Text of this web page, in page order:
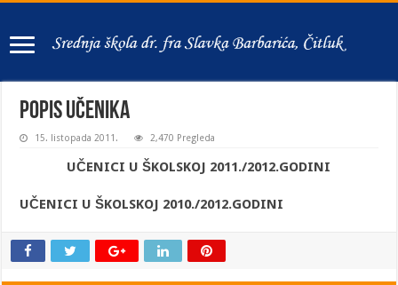
Popis učenika
15. listopada 2011. 2,470 Pregleda
UČENICI U ŠKOLSKOJ 2011./2012.GODINI
UČENICI U ŠKOLSKOJ 2010./2012.GODINI